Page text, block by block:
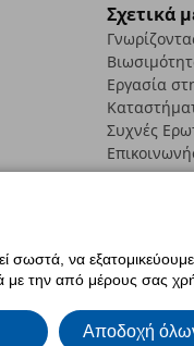
Σχετικά
Εργασία
Συχνές
προσβασιμότητας
να
με την από μέρους σας
Αποδοχή όλων